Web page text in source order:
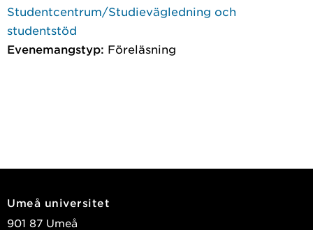
Studentcentrum/Studievägledning och
studentstöd
Evenemangstyp: Föreläsning
Umeå universitet
901 87 Umeå